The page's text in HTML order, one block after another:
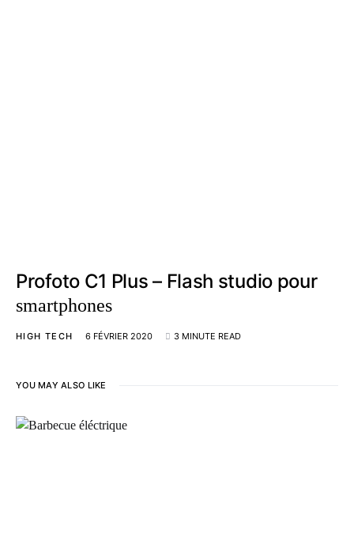
Profoto C1 Plus – Flash studio pour
smartphones
HIGH TECH 6 FÉVRIER 2020 3 MINUTE READ
YOU MAY ALSO LIKE